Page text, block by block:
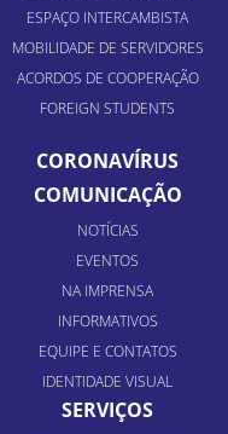
ESPAÇO INTERCAMBISTA
MOBILIDADE DE SERVIDORES
ACORDOS DE COOPERAÇÃO
FOREIGN STUDENTS
CORONAVÍRUS
COMUNICAÇÃO
NOTÍCIAS
EVENTOS
NA IMPRENSA
INFORMATIVOS
EQUIPE E CONTATOS
IDENTIDADE VISUAL
SERVIÇOS